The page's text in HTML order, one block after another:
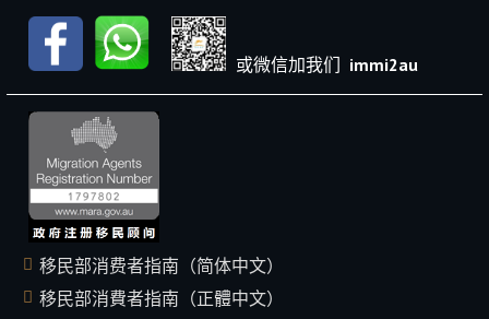
或微信加我们 immi2au
移民部消费者指南（简体中文）
移民部消費者指南（正體中文）